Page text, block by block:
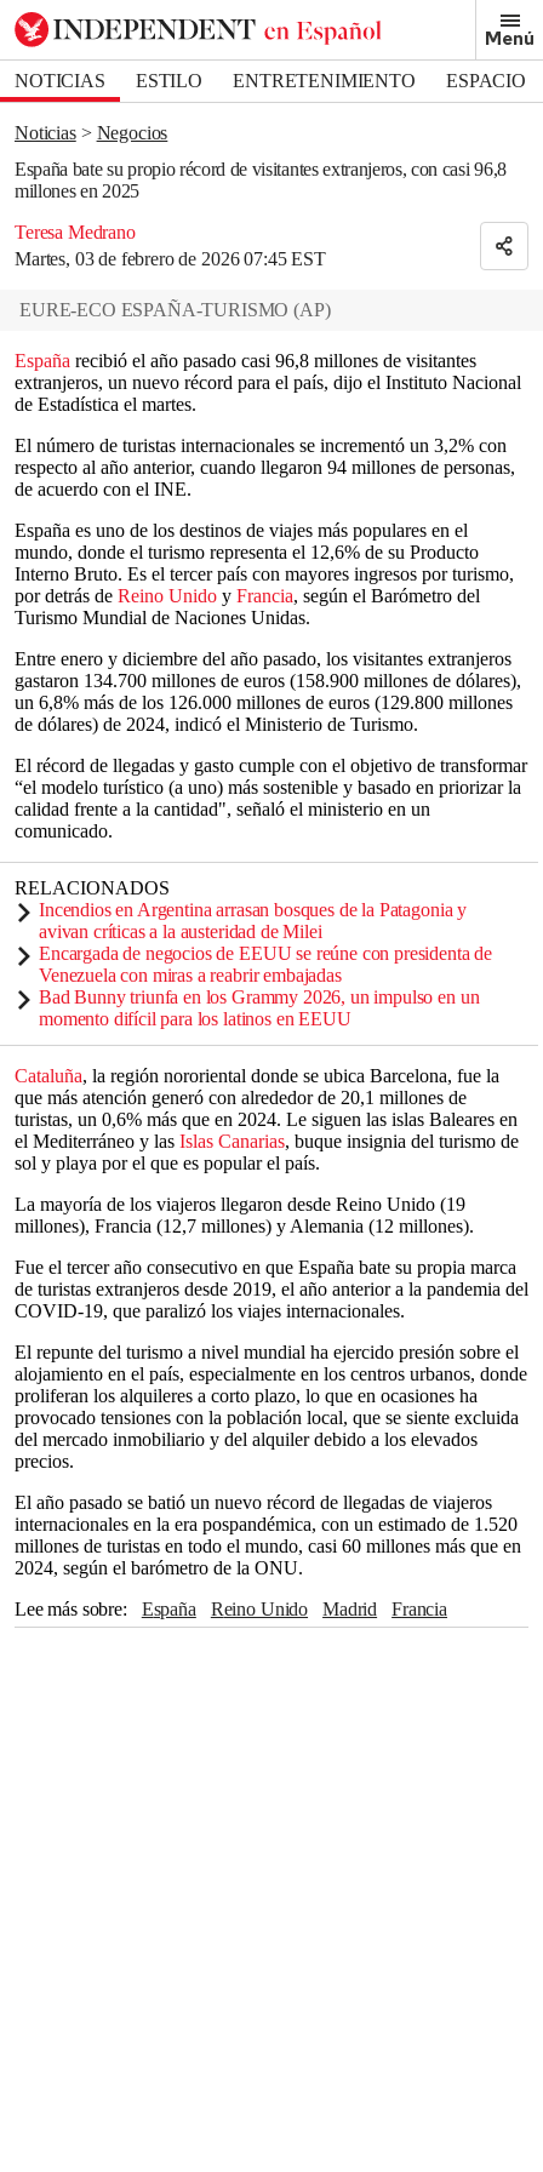
Menú
NOTICIAS ESTILO ENTRETENIMIENTO
ESPACIO
DEPORTES
Noticias
Negocios
España bate su propio récord de visitantes extranjeros, con casi 96,8
millones en 2025
Teresa Medrano
Martes, 03 de febrero de 2026 07:45 EST
Bookmark popover
Removed from bookmarks
Close popover
EURE-ECO ESPAÑA-TURISMO (AP)
España recibió el año pasado casi 96,8 millones de visitantes
extranjeros, un nuevo récord para el país, dijo el Instituto Nacional
de Estadística el martes.
El número de turistas internacionales se incrementó un 3,2% con
respecto al año anterior, cuando llegaron 94 millones de personas,
de acuerdo con el INE.
España es uno de los destinos de viajes más populares en el
mundo, donde el turismo representa el 12,6% de su Producto
Interno Bruto. Es el tercer país con mayores ingresos por turismo,
por detrás de Reino Unido y Francia, según el Barómetro del
Turismo Mundial de Naciones Unidas.
Entre enero y diciembre del año pasado, los visitantes extranjeros
gastaron 134.700 millones de euros (158.900 millones de dólares),
un 6,8% más de los 126.000 millones de euros (129.800 millones
de dólares) de 2024, indicó el Ministerio de Turismo.
El récord de llegadas y gasto cumple con el objetivo de transformar
“el modelo turístico (a uno) más sostenible y basado en priorizar la
calidad frente a la cantidad", señaló el ministerio en un
comunicado.
RELACIONADOS
Incendios en Argentina arrasan bosques de la Patagonia y
avivan críticas a la austeridad de Milei
Encargada de negocios de EEUU se reúne con presidenta de
Venezuela con miras a reabrir embajadas
Bad Bunny triunfa en los Grammy 2026, un impulso en un
momento difícil para los latinos en EEUU
Cataluña, la región nororiental donde se ubica Barcelona, fue la
que más atención generó con alrededor de 20,1 millones de
turistas, un 0,6% más que en 2024. Le siguen las islas Baleares en
el Mediterráneo y las Islas Canarias, buque insignia del turismo de
sol y playa por el que es popular el país.
La mayoría de los viajeros llegaron desde Reino Unido (19
millones), Francia (12,7 millones) y Alemania (12 millones).
Fue el tercer año consecutivo en que España bate su propia marca
de turistas extranjeros desde 2019, el año anterior a la pandemia del
COVID-19, que paralizó los viajes internacionales.
El repunte del turismo a nivel mundial ha ejercido presión sobre el
alojamiento en el país, especialmente en los centros urbanos, donde
proliferan los alquileres a corto plazo, lo que en ocasiones ha
provocado tensiones con la población local, que se siente excluida
del mercado inmobiliario y del alquiler debido a los elevados
precios.
El año pasado se batió un nuevo récord de llegadas de viajeros
internacionales en la era pospandémica, con un estimado de 1.520
millones de turistas en todo el mundo, casi 60 millones más que en
2024, según el barómetro de la ONU.
Lee más sobre
España Reino Unido Madrid
Francia